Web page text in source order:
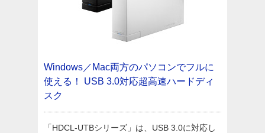
Windows／Mac両方のパソコンでフルに
使える！
USB 3.0対応超高速ハードディ
スク
「HDCL-UTBシリーズ」は、USB 3.0に対応し